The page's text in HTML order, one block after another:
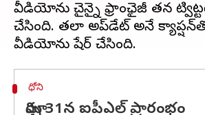
వీడియోను చైన్నై ఫ్రాంఛైజీ తన
చేసింది. తలా అప్‌డేట్ అనే
ధోని
మార్చి 31న ఐపీఎల్ ప్రారంభం